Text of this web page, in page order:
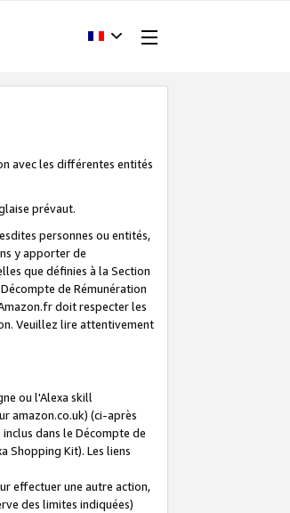
avec les différentes entités
prévaut.
personnes ou entités,
y apporter de
que définies à la Section
de Rémunération
doit respecter les
Veuillez lire attentivement
ou l'Alexa skill
amazon.co.uk) (ci-après
dans le Décompte de
Shopping Kit). Les liens
effectuer une autre action,
des limites indiquées)